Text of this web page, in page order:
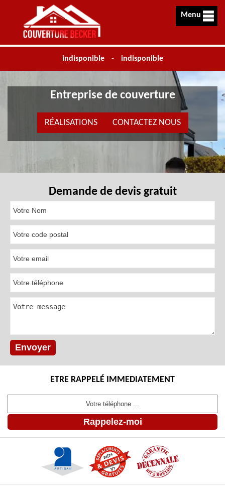
Menu
indisponible - indisponible
Entreprise de couverture
RÉALISATIONS CONTACTEZ NOUS
Demande de devis gratuit
ETRE RAPPELÉ IMMEDIATEMENT